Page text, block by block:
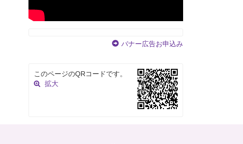
バナー広告お申込み
このページのQRコードです。
拡大